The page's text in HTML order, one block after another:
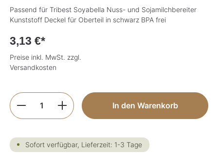
Passend für Tribest Soyabella Nuss- und Sojamilchbereiter
Kunststoff Deckel für Oberteil in schwarz BPA frei
3,13 €*
Preise inkl. MwSt. zzgl.
Versandkosten
Produkt Anzahl: Gib den gewünschten
In den Warenkorb
Sofort verfügbar, Lieferzeit: 1-3 Tage